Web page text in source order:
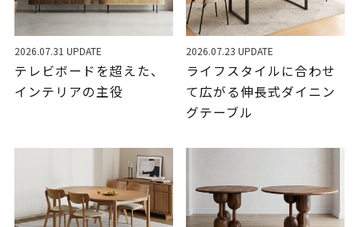
2026.07.31 UPDATE
テレビボードを超えた、
インテリアの主役
2026.07.23 UPDATE
ライフスタイルに合わせ
て広がる伸長式ダイニン
グテーブル